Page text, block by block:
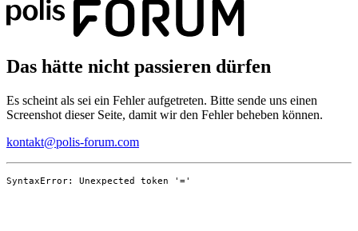
Das hätte nicht passieren dürfen
Es scheint als sei ein Fehler aufgetreten. Bitte sende uns einen
Screenshot dieser Seite, damit wir den Fehler beheben können.
kontakt@polis-forum.com
SyntaxError: Unexpected token '='